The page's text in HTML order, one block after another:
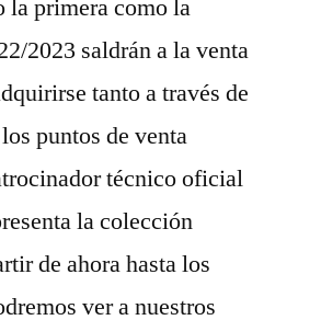
primera como la
2023 saldrán a la venta
tanto a través de
puntos de venta
técnico oficial
la colección
de ahora hasta los
ver a nuestros